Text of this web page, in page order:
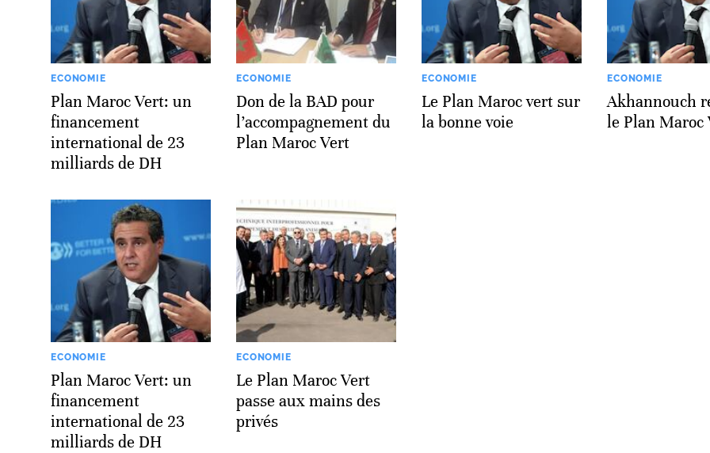
ECONOMIE
Plan Maroc Vert: un
financement
international de 23
milliards de DH
ECONOMIE
Don de la BAD pour
l’accompagnement du
Plan Maroc Vert
ECONOMIE
Le Plan Maroc vert sur
la bonne voie
ECONOMIE
Akhannouch
le Plan Maroc
ECONOMIE
Plan Maroc Vert: un
financement
international de 23
milliards de DH
ECONOMIE
Le Plan Maroc Vert
passe aux mains des
privés